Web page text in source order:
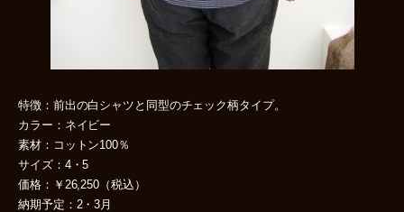
特徴：前出の白シャツと同型のチェック柄タイプ。
カラー：ネイビー
素材：コットン100％
サイズ：4・5
価格：￥26,250（税込）
納期予定：2・3月